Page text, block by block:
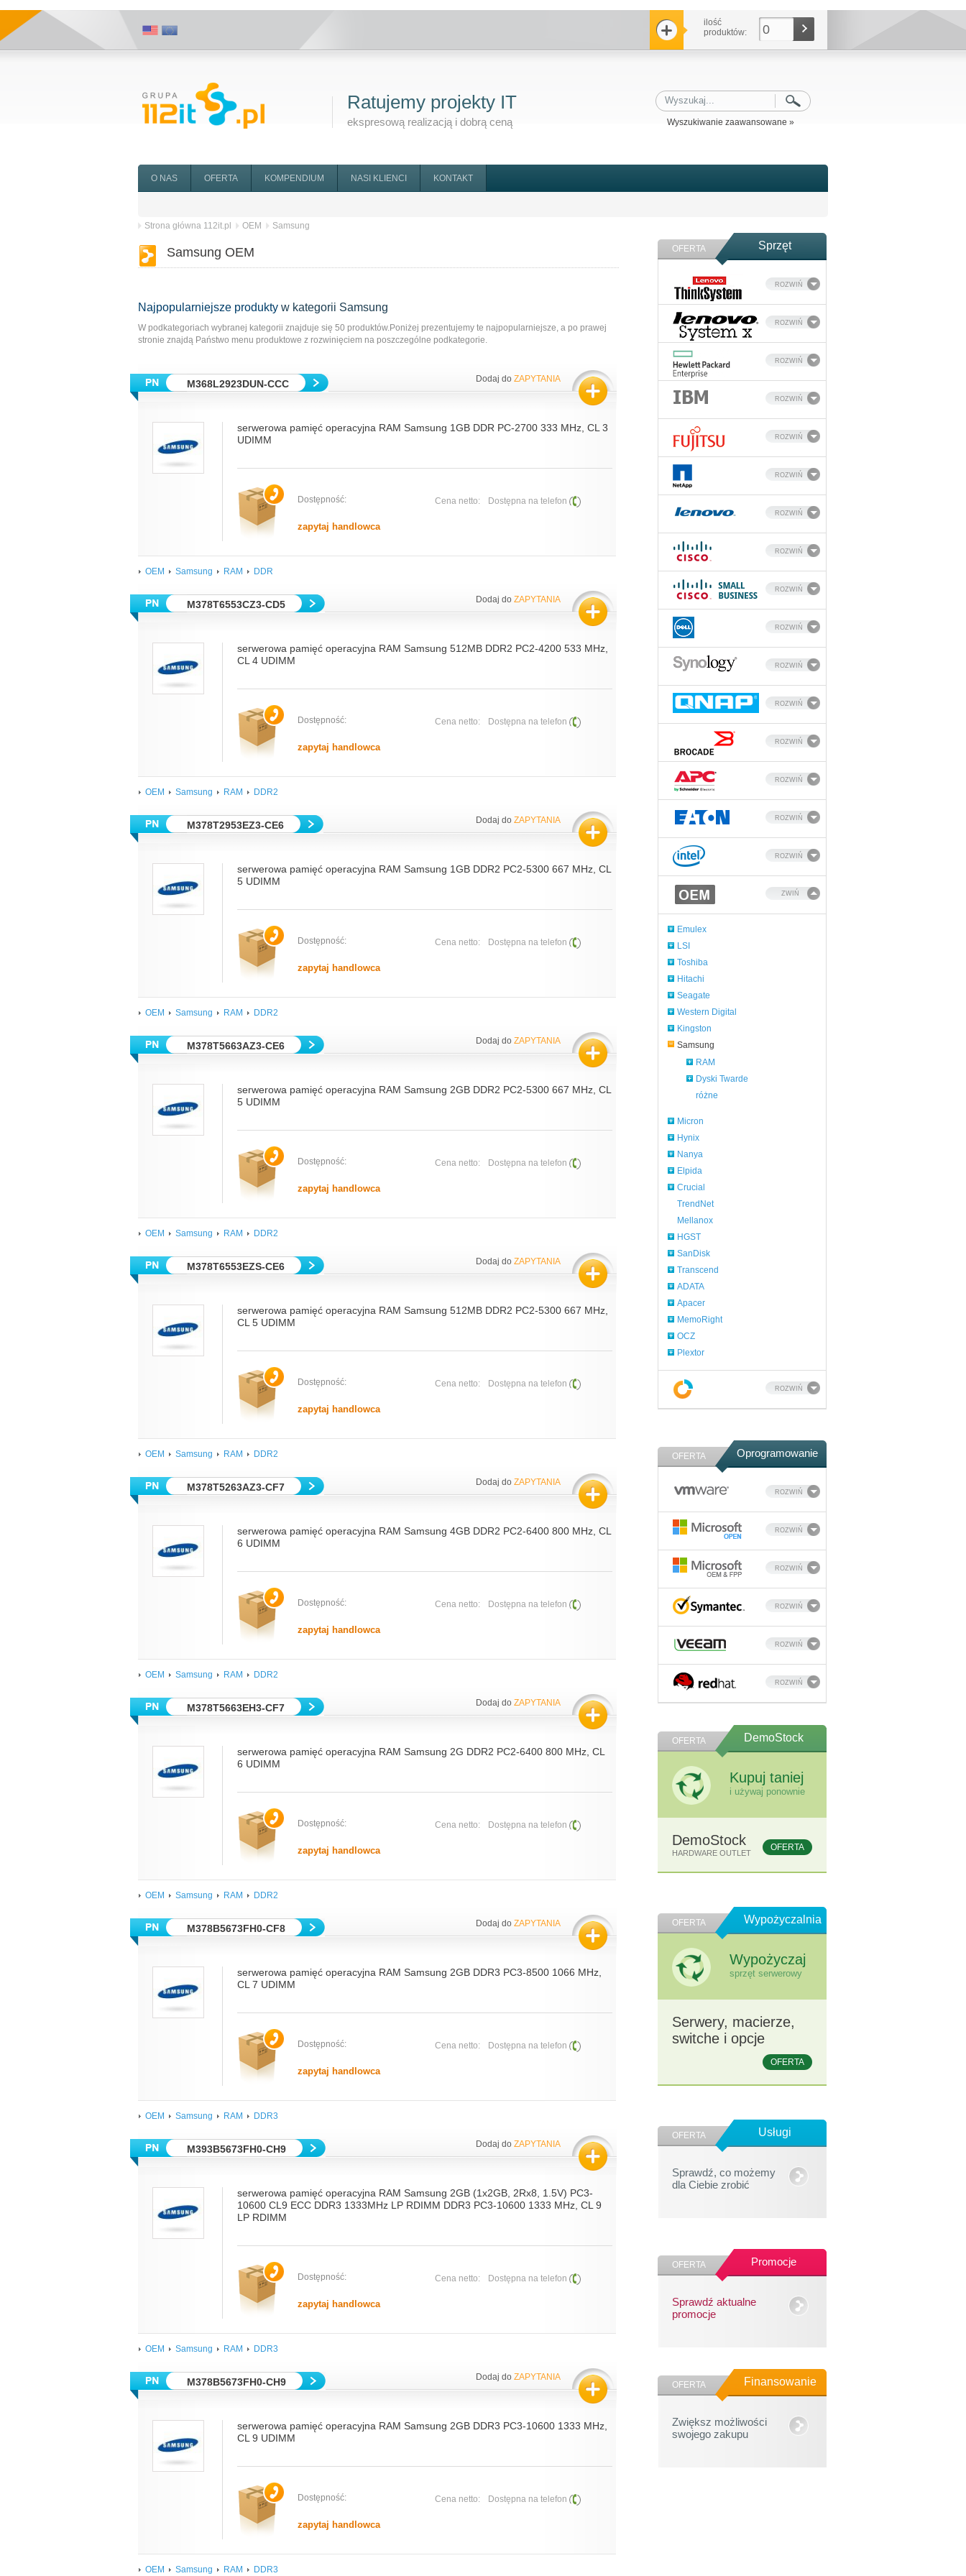
ilość
produktów:
0
Ratujemy projekty IT
ekspresową realizacją i dobrą ceną Wyszukiwanie zaawansowane »
O NAS OFERTA KOMPENDIUM NASI KLIENCI KONTAKT
OFERTA Sprzęt
ROZWIŃ
ROZWIŃ
ROZWIŃ
ROZWIŃ
ROZWIŃ
ROZWIŃ
ROZWIŃ
ROZWIŃ
ROZWIŃ
ROZWIŃ
ROZWIŃ
ROZWIŃ
ROZWIŃ
ROZWIŃ
ROZWIŃ
ROZWIŃ
ZWIŃ
Emulex
LSI
Toshiba
Hitachi
Seagate
Western Digital
Kingston
Samsung
RAM
Dyski Twarde
różne
Micron
Hynix
Nanya
Elpida
Crucial
TrendNet
Mellanox
HGST
SanDisk
Transcend
ADATA
Apacer
MemoRight
OCZ
Plextor
ROZWIŃ
OFERTA Oprogramowanie
ROZWIŃ
ROZWIŃ
ROZWIŃ
ROZWIŃ
ROZWIŃ
ROZWIŃ
OFERTA DemoStock
Kupuj taniej
i używaj ponownie
DemoStock OFERTA
HARDWARE OUTLET
OFERTA Wypożyczalnia
Wypożyczaj
sprzęt serwerowy
Serwery, macierze,
switche i opcje
OFERTA
OFERTA Usługi
Sprawdź, co możemy
dla Ciebie zrobić
OFERTA Promocje
Sprawdź aktualne
promocje
OFERTA Finansowanie
Zwiększ możliwości
swojego zakupu
Strona główna 112it.pl OEM Samsung
Samsung OEM
Najpopularniejsze produkty w kategorii Samsung
W podkategoriach wybranej kategorii znajduje się 50 produktów.Poniżej prezentujemy te najpopularniejsze, a po prawej
stronie znajdą Państwo menu produktowe z rozwinięciem na poszczególne podkategorie.
M368L2923DUN-CCC Dodaj do ZAPYTANIA
serwerowa pamięć operacyjna RAM Samsung 1GB DDR PC-2700 333 MHz, CL 3
UDIMM
Dostępność:
zapytaj handlowca
Cena netto: Dostępna na telefon
OEM Samsung RAM DDR
M378T6553CZ3-CD5 Dodaj do ZAPYTANIA
serwerowa pamięć operacyjna RAM Samsung 512MB DDR2 PC2-4200 533 MHz,
CL 4 UDIMM
Dostępność:
zapytaj handlowca
Cena netto: Dostępna na telefon
OEM Samsung RAM DDR2
M378T2953EZ3-CE6 Dodaj do ZAPYTANIA
serwerowa pamięć operacyjna RAM Samsung 1GB DDR2 PC2-5300 667 MHz, CL
5 UDIMM
Dostępność:
zapytaj handlowca
Cena netto: Dostępna na telefon
OEM Samsung RAM DDR2
M378T5663AZ3-CE6 Dodaj do ZAPYTANIA
serwerowa pamięć operacyjna RAM Samsung 2GB DDR2 PC2-5300 667 MHz, CL
5 UDIMM
Dostępność:
zapytaj handlowca
Cena netto: Dostępna na telefon
OEM Samsung RAM DDR2
M378T6553EZS-CE6 Dodaj do ZAPYTANIA
serwerowa pamięć operacyjna RAM Samsung 512MB DDR2 PC2-5300 667 MHz,
CL 5 UDIMM
Dostępność:
zapytaj handlowca
Cena netto: Dostępna na telefon
OEM Samsung RAM DDR2
M378T5263AZ3-CF7 Dodaj do ZAPYTANIA
serwerowa pamięć operacyjna RAM Samsung 4GB DDR2 PC2-6400 800 MHz, CL
6 UDIMM
Dostępność:
zapytaj handlowca
Cena netto: Dostępna na telefon
OEM Samsung RAM DDR2
M378T5663EH3-CF7 Dodaj do ZAPYTANIA
serwerowa pamięć operacyjna RAM Samsung 2G DDR2 PC2-6400 800 MHz, CL
6 UDIMM
Dostępność:
zapytaj handlowca
Cena netto: Dostępna na telefon
OEM Samsung RAM DDR2
M378B5673FH0-CF8 Dodaj do ZAPYTANIA
serwerowa pamięć operacyjna RAM Samsung 2GB DDR3 PC3-8500 1066 MHz,
CL 7 UDIMM
Dostępność:
zapytaj handlowca
Cena netto: Dostępna na telefon
OEM Samsung RAM DDR3
M393B5673FH0-CH9 Dodaj do ZAPYTANIA
serwerowa pamięć operacyjna RAM Samsung 2GB (1x2GB, 2Rx8, 1.5V) PC3-
10600 CL9 ECC DDR3 1333MHz LP RDIMM DDR3 PC3-10600 1333 MHz, CL 9
LP RDIMM
Dostępność:
zapytaj handlowca
Cena netto: Dostępna na telefon
OEM Samsung RAM DDR3
M378B5673FH0-CH9 Dodaj do ZAPYTANIA
serwerowa pamięć operacyjna RAM Samsung 2GB DDR3 PC3-10600 1333 MHz,
CL 9 UDIMM
Dostępność:
zapytaj handlowca
Cena netto: Dostępna na telefon
OEM Samsung RAM DDR3